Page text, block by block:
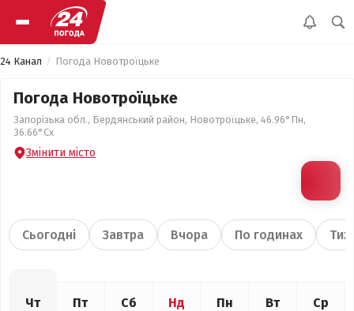
24 Канал Погода Новотроїцьке
Погода Новотроїцьке
Запорізька обл., Бердянський район, Новотроїцьке, 46.96°Пн,
36.66°Сх
Змінити місто
Сьогодні Завтра Вчора По годинах
Чт Пт Сб Нд Пн Вт Ср